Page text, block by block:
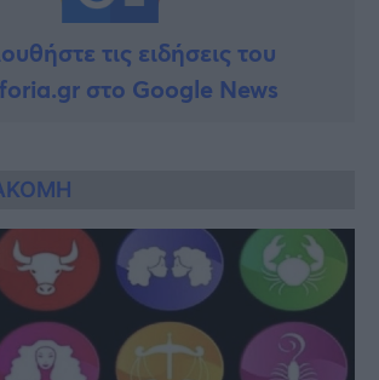
τις ειδήσεις του
στο Google News